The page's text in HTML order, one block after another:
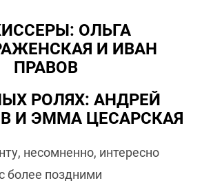
ОЛЬГА
И ИВАН
ПРАВОВ
РОЛЯХ: АНДРЕЙ
И ЭММА ЦЕСАРСКАЯ
несомненно, интересно
более поздними